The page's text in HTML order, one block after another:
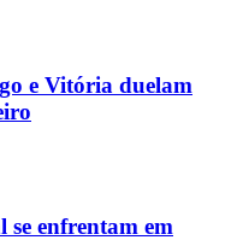
e Vitória duelam
se enfrentam em